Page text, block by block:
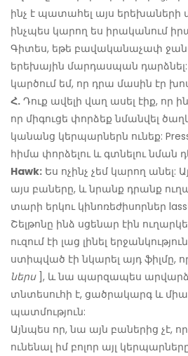
ինչ է պատահել այս
ինչպես կարող ես իրականում
Գիտես, եթե բավականաչափ
երեխային մարդասպան դարձնել:
կարծում եմ, որ դրա մասին էր
Հ. Դուք ավելի վաղ ասել էիք, որ
որ միգուցե փորձեք նմանվել
կանանց կերպարներն ունեք:
հիմա փորձելու և գտնելու նման
Hawk: Ես ոչինչ չեմ կարող անել:
այս բաները, և նրանք դրանք
տարի երկու կինոռեժիսորներ
Շելթոնը ինձ սցենար էին
ուզում էի լաց լինել
ստիպված էի նկարել այդ ֆիլմը,
ներս], և նա պարզապես
տնտեսուհի է, ցածրակարգ և
պատմություն:
Այնպես որ, նա այն բաներից չէ,
ունենալ իմ բոլոր այլ